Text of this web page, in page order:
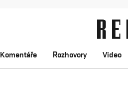
Komentáře Rozhovory Video